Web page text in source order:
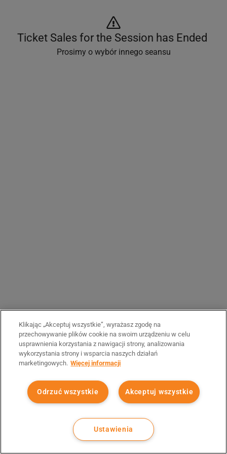
Ticket Sales for the Session has Ended
Prosimy o wybór innego seansu
Klikając „Akceptuj wszystkie”, wyrażasz zgodę na
przechowywanie plików cookie na swoim urządzeniu w celu
usprawnienia korzystania z nawigacji strony, analizowania
wykorzystania strony i wsparcia naszych działań
marketingowych. Więcej informacji
Akceptuj wszystkie
Odrzuć wszystkie
Ustawienia